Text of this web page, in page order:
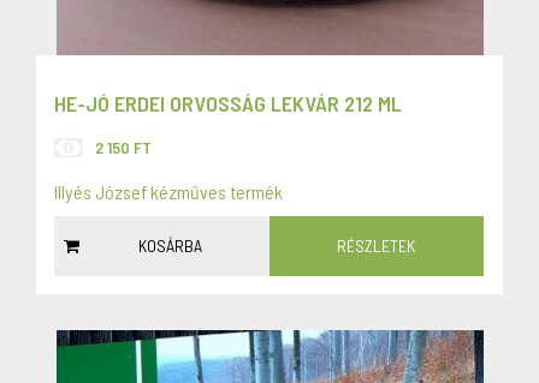
HE-JÓ ERDEI ORVOSSÁG LEKVÁR 212 ML
2 150 FT
Illyés József kézműves termék
KOSÁRBA RÉSZLETEK